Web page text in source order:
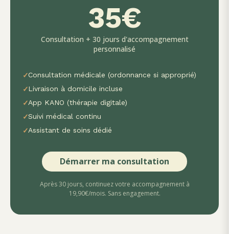
35€
Consultation + 30 jours d'accompagnement
personnalisé
✓Consultation médicale (ordonnance si approprié)
✓Livraison à domicile incluse
✓App KANO (thérapie digitale)
✓Suivi médical continu
✓Assistant de soins dédié
Démarrer ma consultation
Après 30 jours, continuez votre accompagnement à
19,90€/mois. Sans engagement.